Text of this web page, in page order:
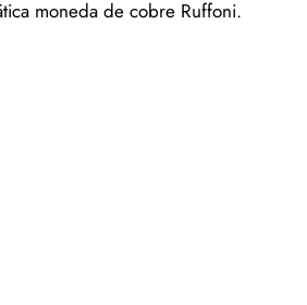
moneda de cobre Ruffoni.